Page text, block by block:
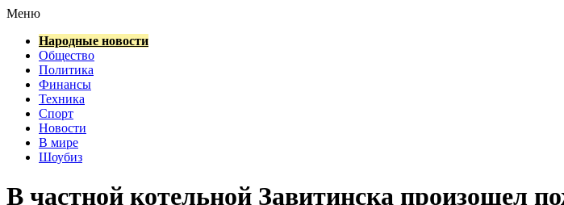
Меню
Народные новости
Общество
Политика
Финансы
Техника
Спорт
Новости
В мире
Шоубиз
В частной котельной Завитинска произошел